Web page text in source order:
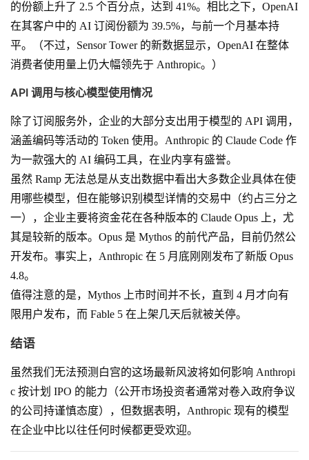
的份额上升了 2.5 个百分点，达到 41%。相比之下，OpenAI
在其客户中的 AI 订阅份额为 39.5%，与前一个月基本持
平。（不过，Sensor Tower 的新数据显示，OpenAI 在整体
消费者使用量上仍大幅领先于 Anthropic。）
API 调用与核心模型使用情况
除了订阅服务外，企业的大部分支出用于模型的 API 调用，
涵盖编码等活动的 Token 使用。Anthropic 的 Claude Code 作
为一款强大的 AI 编码工具，在业内享有盛誉。
虽然 Ramp 无法总是从支出数据中看出大多数企业具体在使
用哪些模型，但在能够识别模型详情的交易中（约占三分之
一），企业主要将资金花在各种版本的 Claude Opus 上，尤
其是较新的版本。Opus 是 Mythos 的前代产品，目前仍然公
开发布。事实上，Anthropic 在 5 月底刚刚发布了新版 Opus
4.8。
值得注意的是，Mythos 上市时间并不长，直到 4 月才向有
限用户发布，而 Fable 5 在上架几天后就被关停。
结语
虽然我们无法预测白宫的这场最新风波将如何影响 Anthropi
c 按计划 IPO 的能力（公开市场投资者通常对卷入政府争议
的公司持谨慎态度），但数据表明，Anthropic 现有的模型
在企业中比以往任何时候都更受欢迎。